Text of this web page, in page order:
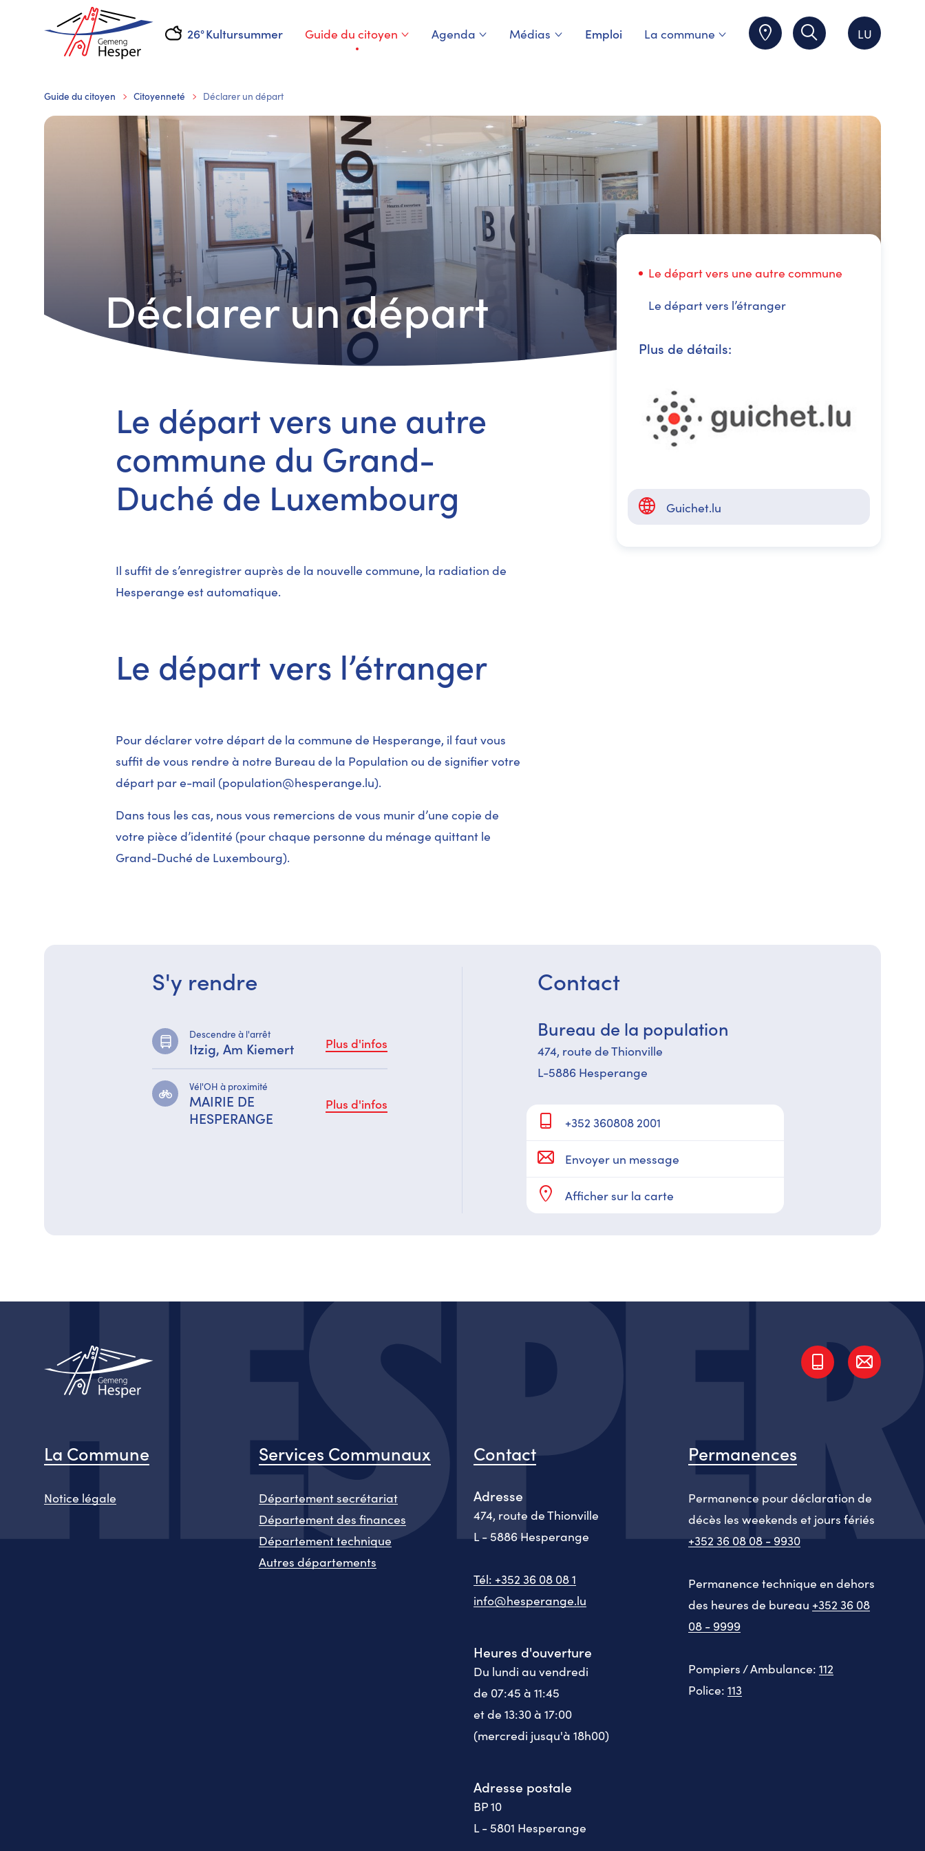
26°Kultursummer Guide du citoyen
Page courante
Agenda Médias Emploi La commune LU
Guide du citoyen Citoyenneté Déclarer un départ
Déclarer un départ
Le départ vers une autre commune
Le départ vers l’étranger
Plus de détails:
Guichet.lu
Le départ vers une autre
commune du Grand-
Duché de Luxembourg
Il suffit de s’enregistrer auprès de la nouvelle commune, la radiation de
Hesperange est automatique.
Le départ vers l’étranger
Pour déclarer votre départ de la commune de Hesperange, il faut vous
suffit de vous rendre à notre Bureau de la Population ou de signifier votre
départ par e-mail (population@hesperange.lu).
Dans tous les cas, nous vous remercions de vous munir d’une copie de
votre pièce d’identité (pour chaque personne du ménage quittant le
Grand-Duché de Luxembourg).
S'y rendre
Descendre à l'arrêt
Itzig, Am Kiemert Plus d'infos
Vél'OH à proximité
MAIRIE DE
HESPERANGE
Plus d'infos
Contact
Bureau de la population
474,​ route de Thionville
L-5886 Hesperange
+352 360808 2001
Envoyer un message
Afficher sur la carte
La Commune
Notice légale
Services Communaux
Département secrétariat
Département des finances
Département technique
Autres départements
Contact
Adresse
474, route de Thionville
L - 5886 Hesperange
Tél: +352 36 08 08 1
info@hesperange.lu
Heures d'ouverture
Du lundi au vendredi
de 07:45 à 11:45
et de 13:30 à 17:00
(mercredi jusqu'à 18h00)
Adresse postale
BP 10
L - 5801 Hesperange
Permanences
Permanence pour déclaration de
décès les weekends et jours fériés
+352 36 08 08 - 9930
Permanence technique en dehors
des heures de bureau +352 36 08
08 - 9999
Pompiers / Ambulance: 112
Police: 113